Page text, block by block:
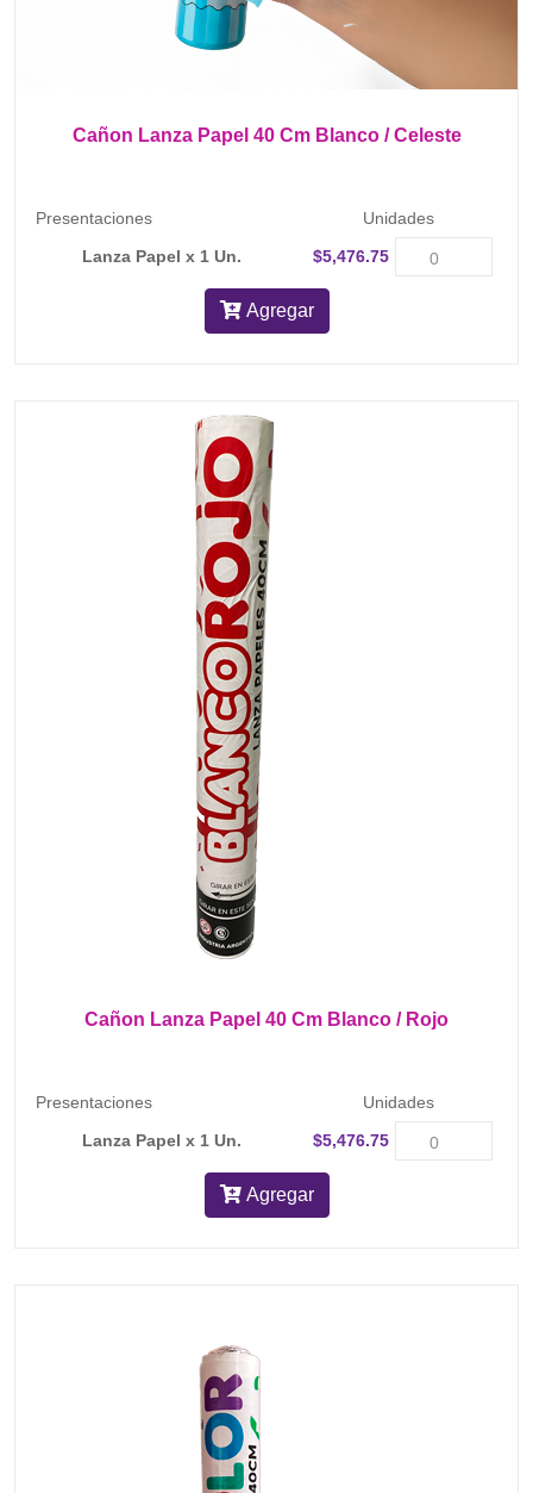
Cañon Lanza Papel 40 Cm Blanco / Celeste
Presentaciones
Unidades
Lanza Papel x 1 Un.
$5,476.75
Agregar
Cañon Lanza Papel 40 Cm Blanco / Rojo
Presentaciones
Unidades
Lanza Papel x 1 Un.
$5,476.75
Agregar